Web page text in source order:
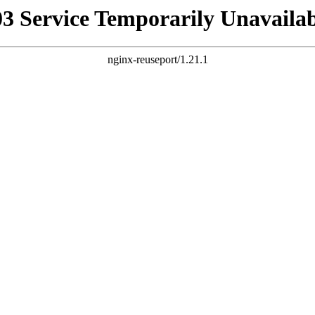
Service Temporarily
nginx-reuseport/1.21.1